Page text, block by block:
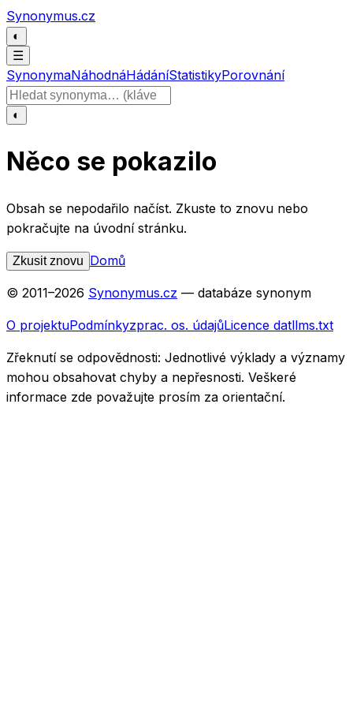
Přeskočit na obsah
Synonymus.cz
◐
☰
SynonymaNáhodnáHádáníStatistikyPorovnání
Hledat slovo
◐
Něco se pokazilo
Obsah se nepodařilo načíst. Zkuste to znovu nebo
pokračujte na úvodní stránku.
Zkusit znovu Domů
© 2011–2026 Synonymus.cz — databáze synonym
O projektuPodmínkyzprac. os. údajůLicence datllms.txt
Zřeknutí se odpovědnosti: Jednotlivé výklady a významy
mohou obsahovat chyby a nepřesnosti. Veškeré
informace zde považujte prosím za orientační.